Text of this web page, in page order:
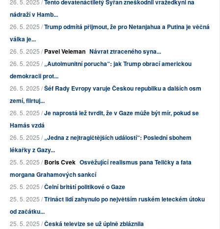
26. 5. 2025 /Tento devatenáctiletý Syřan zneškodnil vražedkyni na
nádraží v Hamb...
26. 5. 2025 /Trump odmítá přijmout, že pro Netanjahua a Putina je věčná
válka je...
26. 5. 2025 /Pavel Veleman Návrat ztraceného syna...
26. 5. 2025 /„Autoimunitní porucha“: jak Trump obrací americkou
demokracii prot...
26. 5. 2025 /Šéf Rady Evropy varuje Českou republiku a dalších osm
zemí, flirtuj...
26. 5. 2025 /Je naprostá lež tvrdit, že v Gaze může být mír, pokud se
Hamás vzdá
26. 5. 2025 /„Jedna z nejtragičtějších událostí“: Poslední sbohem
lékařky z Gazy...
25. 5. 2025 /Boris Cvek Osvěžující realismus pana Teličky a fata
morgana Grahamových sankcí
25. 5. 2025 /Čelní britští politikové o Gaze
25. 5. 2025 /Třináct lidí zahynulo po největším ruském leteckém útoku
od začátku...
25. 5. 2025 /Česká televize se už úplně zbláznila